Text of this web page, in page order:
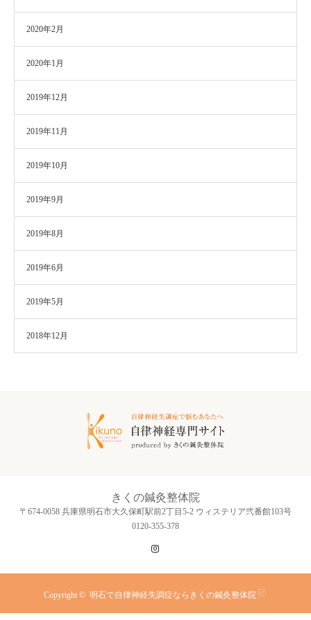
2020年2月
2020年1月
2019年12月
2019年11月
2019年10月
2019年9月
2019年8月
2019年6月
2019年5月
2018年12月
きくの鍼灸整体院
〒674-0058 兵庫県明石市大久保町駅前2丁目5-2 ウィステリア弐番館103号
0120-355-378
Copyright © 明石で自律神経失調症ならきくの鍼灸整体院